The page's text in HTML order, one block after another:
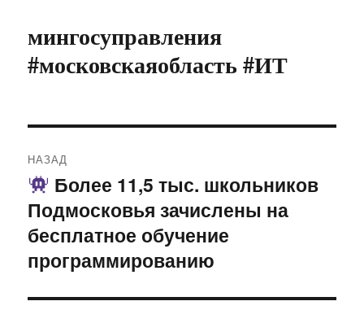
мингосуправления
#московскаяобласть #ИТ
по
записям
НАЗАД
Предыдущая
запись:
Более 11,5 тыс. школьников
Подмосковья зачислены на
бесплатное обучение
программированию